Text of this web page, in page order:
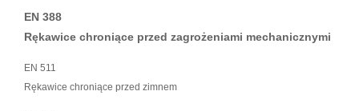
EN 388
Rękawice chroniące przed zagrożeniami mechanicznymi
EN 511
Rękawice chroniące przed zimnem